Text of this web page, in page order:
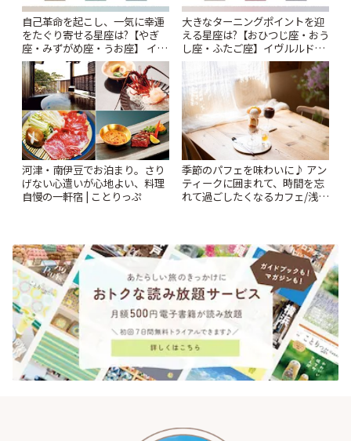
自己革命を起こし、一気に幸運
をたぐり寄せる星座は?【やぎ
座・みずがめ座・うお座】 イヴ
ルルド遙華2026年 夏の運勢
~Summer~ | ことりっぷ
大きなターニングポイントを迎
える星座は?【おひつじ座・おう
し座・ふたご座】イヴルルド遙
華2026年 夏の運勢~Summer~ |
河津・南伊豆でお泊まり。さり
げない心遣いが心地よい、料理
自慢の一軒宿 | ことりっぷ
季節のパフェを味わいに♪ アン
ティークに囲まれて、時間を忘
れて過ごしたくなるカフェ/浅草